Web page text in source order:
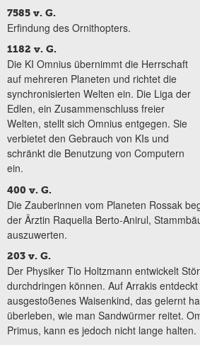
7585 v. G.
Erfindung des Ornithopters.
1182 v. G.
Die KI Omnius übernimmt die Herrschaft
auf mehreren Planeten und richtet die
synchronisierten Welten ein. Die Liga der
Edlen, ein Zusammenschluss freier
Welten, stellt sich Omnius entgegen. Sie
verbietet den Gebrauch von KIs und
schränkt die Benutzung von Computern
ein.
400 v. G.
Die Zauberinnen vom Planeten Rossak
der Ärztin Raquella Berto-Anirul,
auszuwerten.
203 v. G.
Der Physiker Tio Holtzmann entwickelt
durchdringen können. Auf Arrakis
ausgestoßenes Waisenkind, das gelernt
überleben, wie man Sandwürmer reitet.
Primus, kann es jedoch nicht lange halten.